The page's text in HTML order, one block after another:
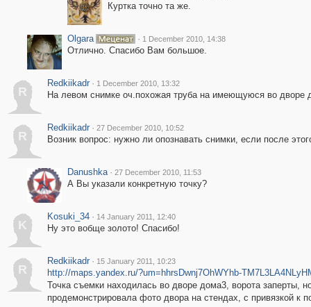
Куртка точно та же.
Olgara · 1 December 2010, 14:38
Отлично. Спасибо Вам большое.
R
Redkiikadr · 1 December 2010, 13:32
На левом снимке оч.похожая труба на имеющуюся во дворе
R
Redkiikadr · 27 December 2010, 10:52
Возник вопрос: нужно ли опознавать снимки, если после
Danushka · 27 December 2010, 11:53
А Вы указали конкретную точку?
K
Kosuki_34 · 14 January 2011, 12:40
Ну это вобще золото! Спасибо!
R
Redkiikadr · 15 January 2011, 10:23
http://maps.yandex.ru/?um=hhrsDwnj7OhWYhb-
Точка съемки находилась во дворе дома3, ворота заперты,
продемонстрировала фото двора на стендах, с привязкой к